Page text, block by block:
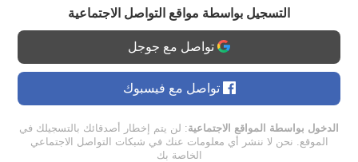
التسجيل بواسطة مواقع التواصل الاجتماعية
تواصل مع جوجل
تواصل مع فيسبوك
الدخول بواسطة المواقع الاجتماعية: لن يتم إخطار أصدقائك بالتسجيلك في
الموقع. نحن لا ننشر أي معلومات عنك في شبكات التواصل الاجتماعي
الخاصة بك